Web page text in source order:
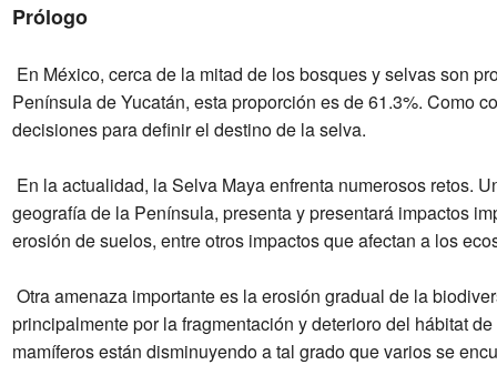
Prólogo
En México, cerca de la mitad de los bosques y selvas son
Península de Yucatán, esta proporción es de 61.3%. Como
decisiones para definir el destino de la selva.
En la actualidad, la Selva Maya enfrenta numerosos retos.
geografía de la Península, presenta y presentará impactos
erosión de suelos, entre otros impactos que afectan a los
Otra amenaza importante es la erosión gradual de la
principalmente por la fragmentación y deterioro del hábitat
mamíferos están disminuyendo a tal grado que varios se